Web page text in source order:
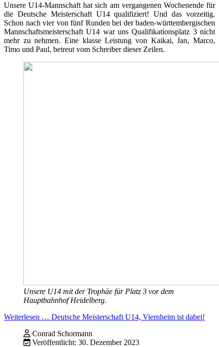
Unsere U14-Mannschaft hat sich am vergangenen Wochenende für
die Deutsche Meisterschaft U14 qualifiziert! Und das vorzeitig.
Schon nach vier von fünf Runden bei der baden-württembergischen
Mannschaftsmeisterschaft U14 war uns Qualifikationsplatz 3 nicht
mehr zu nehmen. Eine klasse Leistung von Kaikai, Jan, Marco,
Timo und Paul, betreut vom Schreiber dieser Zeilen.
Unsere U14 mit der Trophäe für Platz 3 vor dem
Hauptbahnhof Heidelberg.
Weiterlesen … Deutsche Meisterschaft U14, Viernheim ist dabei!
Conrad Schormann
Veröffentlicht: 30. Dezember 2023